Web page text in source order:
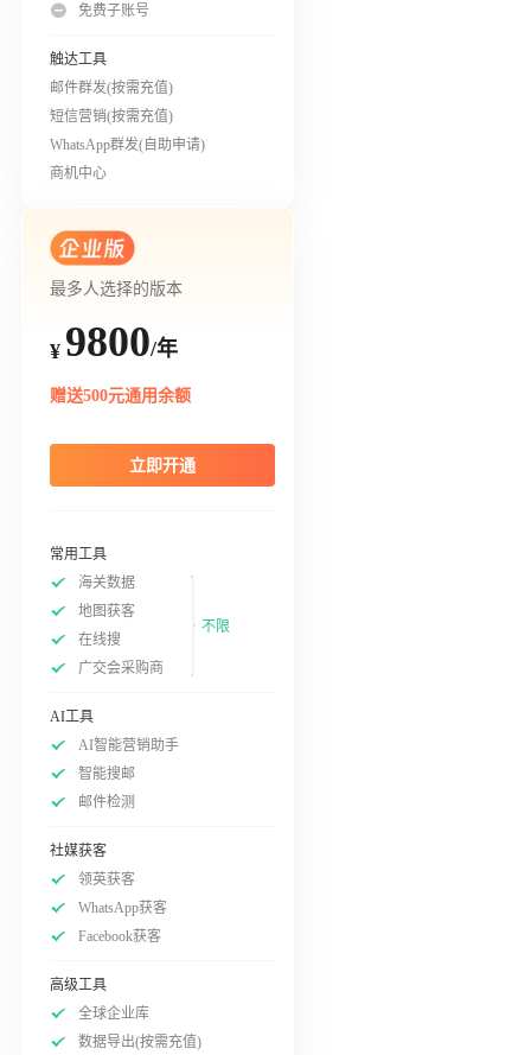
免费子账号
触达工具
邮件群发(按需充值)
短信营销(按需充值)
WhatsApp群发(自助申请)
商机中心
最多人选择的版本
¥ 9800/年
赠送500元通用余额
立即开通
常用工具
海关数据
地图获客
在线搜
广交会采购商
不限
AI工具
AI智能营销助手
智能搜邮
邮件检测
社媒获客
领英获客
WhatsApp获客
Facebook获客
高级工具
全球企业库
数据导出(按需充值)